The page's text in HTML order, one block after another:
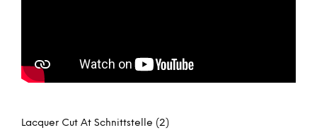
Lacquer Cut At Schnittstelle (2)